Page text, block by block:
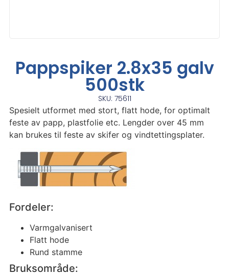
Pappspiker 2.8x35 galv
500stk
SKU: 75611
Spesielt utformet med stort, flatt hode, for optimalt
feste av papp, plastfolie etc. Lengder over 45 mm
kan brukes til feste av skifer og vindtettingsplater.
Fordeler:
Varmgalvanisert
Flatt hode
Rund stamme
Bruksområde: